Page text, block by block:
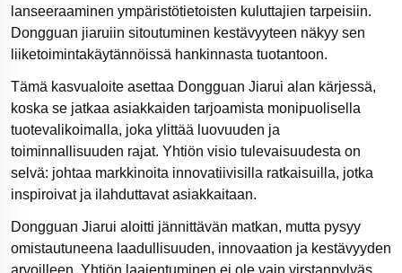
lanseeraaminen ympäristötietoisten kuluttajien tarpeisiin.
Dongguan jiaruiin sitoutuminen kestävyyteen näkyy sen
liiketoimintakäytännöissä hankinnasta tuotantoon.
Tämä kasvualoite asettaa Dongguan Jiarui alan kärjessä,
koska se jatkaa asiakkaiden tarjoamista monipuolisella
tuotevalikoimalla, joka ylittää luovuuden ja
toiminnallisuuden rajat. Yhtiön visio tulevaisuudesta on
selvä: johtaa markkinoita innovatiivisilla ratkaisuilla, jotka
inspiroivat ja ilahduttavat asiakkaitaan.
Dongguan Jiarui aloitti jännittävän matkan, mutta pysyy
omistautuneena laadullisuuden, innovaation ja kestävyyden